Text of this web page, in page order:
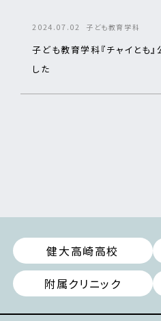
2024.07.02 子ども教育学科
子ども教育学科『チャイとも
した
健大高崎高校
附属クリニック